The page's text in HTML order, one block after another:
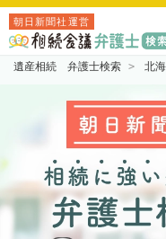
朝日新聞社運営
遺産相続 弁護士検索 北